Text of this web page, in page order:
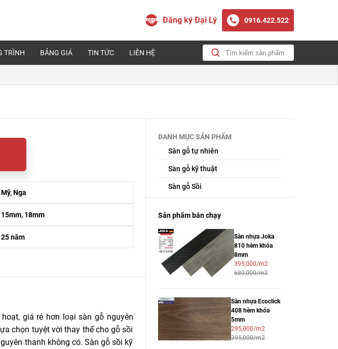
Đăng ký Đại Lý 0916.422.522
TRÌNH BẢNG GIÁ TIN TỨC LIÊN HỆ
Mỹ, Nga
15mm, 18mm
25 năm
giá rẻ hơn loại sàn gỗ nguyên
chọn tuyệt vời thay thế cho gỗ sồi
thanh không có. Sàn gỗ sồi kỹ
DANH MỤC SẢN PHẨM
Sàn gỗ tự nhiên
Sàn gỗ kỹ thuật
Sàn gỗ Sồi
Sản phẩm bán chạy
Sàn nhựa Joka
810 hèm khóa
8mm
395,000/m2
680,000/m2
Sàn nhựa Ecoclick
408 hèm khóa
5mm
295,000/m2
395,000/m2